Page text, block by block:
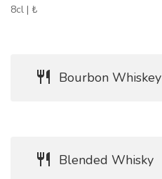
8cl | ₺
Bourbon Whiskey
Blended Whisky